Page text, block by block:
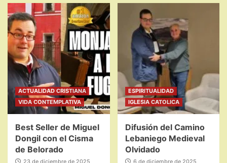
ACTUALIDAD CRISTIANA
VIDA CONTEMPLATIVA
Best Seller de Miguel
Dongil con el Cisma
de Belorado
23 de diciembre de 2025
ESPIRITUALIDAD
IGLESIA CATOLICA
Difusión del Camino
Lebaniego Medieval
Olvidado
6 de diciembre de 2025